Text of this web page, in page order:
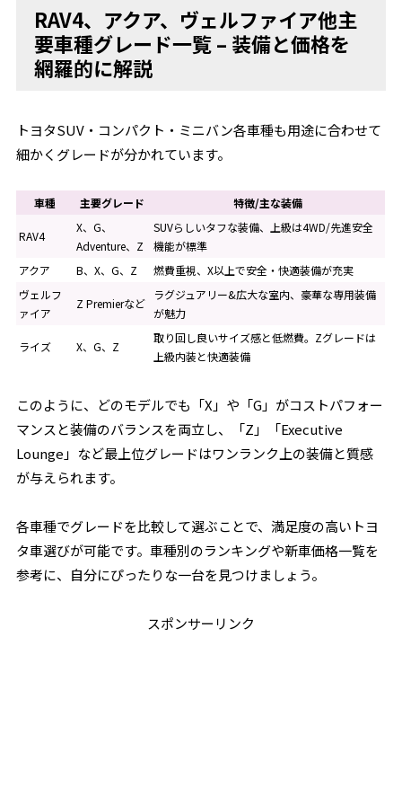
RAV4、アクア、ヴェルファイア他主
要車種グレード一覧 – 装備と価格を
網羅的に解説
トヨタSUV・コンパクト・ミニバン各車種も用途に合わせて
細かくグレードが分かれています。
車種 主要グレード 特徴/主な装備
RAV4
X、G、
Adventure、Z
SUVらしいタフな装備、上級は4WD/先進安全
機能が標準
アクア
B、X、G、Z
燃費重視、X以上で安全・快適装備が充実
ヴェルフ
ァイア
Z Premierなど
ラグジュアリー&広大な室内、豪華な専用装備
が魅力
ライズ X、G、Z
取り回し良いサイズ感と低燃費。Zグレードは
上級内装と快適装備
このように、どのモデルでも「X」や「G」がコストパフォー
マンスと装備のバランスを両立し、「Z」「Executive
Lounge」など最上位グレードはワンランク上の装備と質感
が与えられます。
各車種でグレードを比較して選ぶことで、満足度の高いトヨ
タ車選びが可能です。車種別のランキングや新車価格一覧を
参考に、自分にぴったりな一台を見つけましょう。
スポンサーリンク